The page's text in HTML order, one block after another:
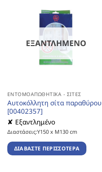
ΕΞΑΝΤΛΗΜΈΝΟ
ΕΝΤΟΜΟΑΠΩΘΗΤΙΚΆ - ΣΊΤΕΣ
Αυτοκόλλητη σίτα παραθύρου
[00402357]
✘ Εξαντλημένο
Διαστάσεις:Υ150 x Μ130 cm
ΔΙΑΒΆΣΤΕ ΠΕΡΙΣΣΌΤΕΡΑ